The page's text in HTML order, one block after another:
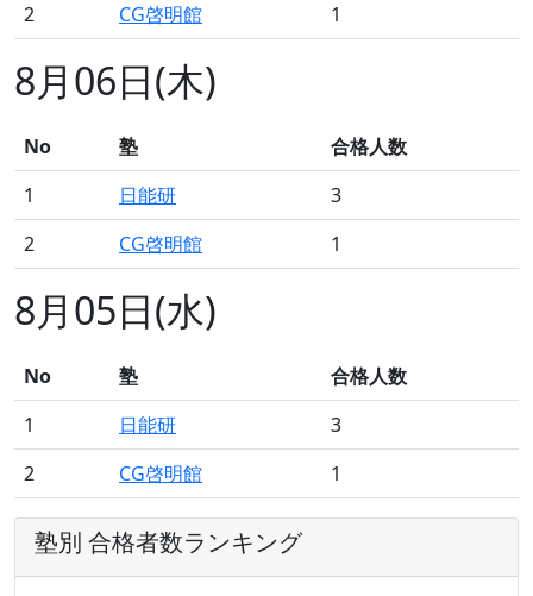
2
CG啓明館 1
8月06日(木)
No 塾
合格人数
1
日能研
3
2
CG啓明館 1
8月05日(水)
No 塾
合格人数
1
日能研
3
2
CG啓明館 1
塾別 合格者数ランキング